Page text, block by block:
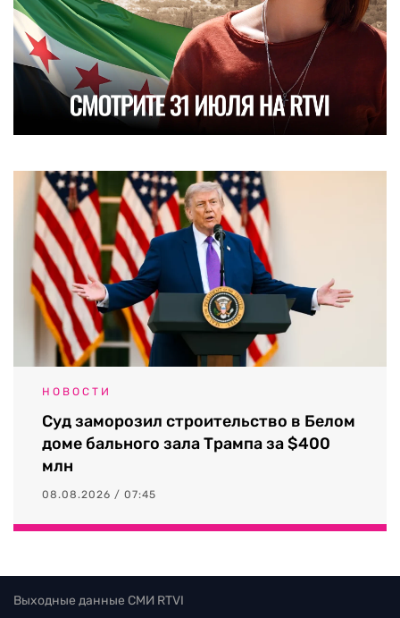
НОВОСТИ
Суд заморозил строительство в Белом
доме бального зала Трампа за $400
млн
08.08.2026 / 07:45
Выходные данные СМИ RTVI